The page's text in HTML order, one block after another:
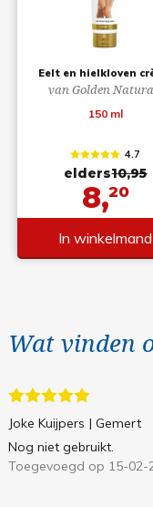
Eelt en hielkloven
van Golden
150 ml
4.7
elders10,95
8,20
In winkelmand
Wat vinden
Joke Kuijpers | Gemert
Nog niet gebruikt.
Toegevoegd op 15-02-